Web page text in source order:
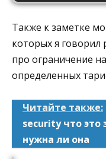
Также к заметке
которых я говорил
про ограничение
определенных
Читайте также:
security что это
нужна ли она